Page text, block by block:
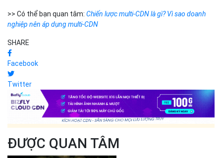
>> Có thể bạn quan tâm: Chiến lược multi-CDN là gì? Vì sao doanh
nghiệp nên áp dụng multi-CDN
SHARE
Facebook
Twitter
ĐƯỢC QUAN TÂM